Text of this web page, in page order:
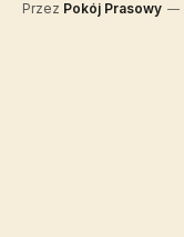
Przez Pokój Prasowy